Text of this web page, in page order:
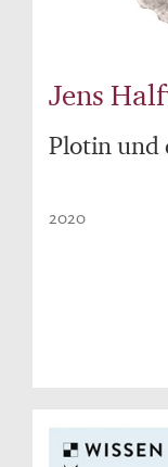
Jens
Plotin und
2020